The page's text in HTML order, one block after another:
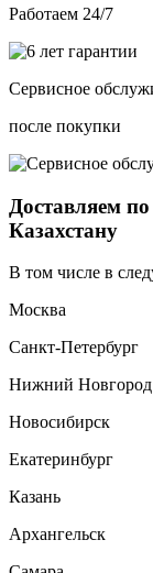
Работаем 24/7
Сервисное
после покупки
Доставляем
Казахстану
В том числе в
Москва
Санкт-Петербург
Нижний Новгород
Новосибирск
Екатеринбург
Казань
Архангельск